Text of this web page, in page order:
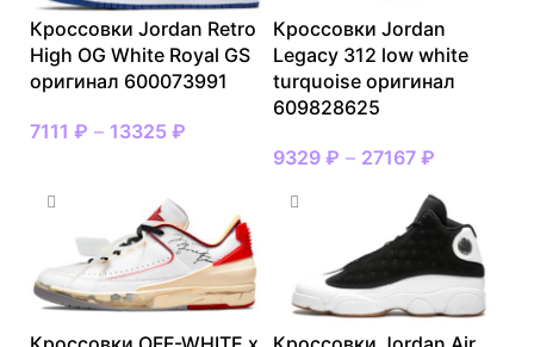
Кроссовки Jordan Retro
High OG White Royal GS
оригинал 600073991
7111 ₽ – 13325 ₽
Кроссовки Jordan
Legacy 312 low white
turquoise оригинал
609828625
9329 ₽ – 27167 ₽